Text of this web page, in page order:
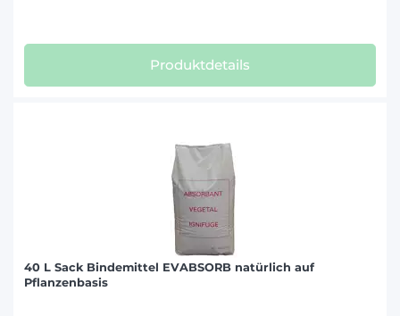
Produktdetails
40 L Sack Bindemittel EVABSORB natürlich auf
Pflanzenbasis